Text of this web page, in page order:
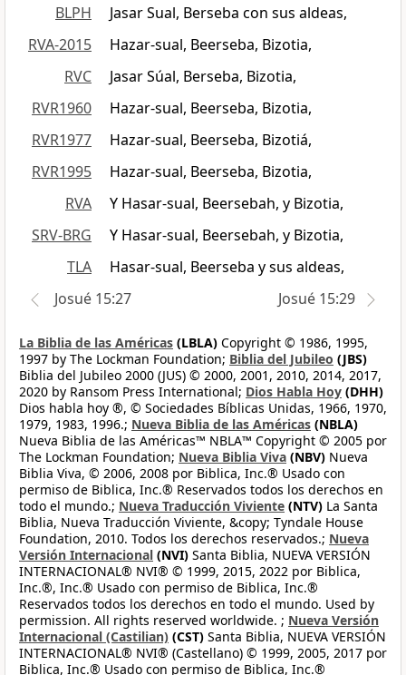
BLPH
Jasar Sual, Berseba con sus aldeas,
RVA-2015
Hazar-sual, Beerseba, Bizotia,
RVC
Jasar Súal, Berseba, Bizotia,
RVR1960
Hazar-sual, Beerseba, Bizotia,
RVR1977
Hazar-sual, Beerseba, Bizotiá,
RVR1995
Hazar-sual, Beerseba, Bizotia,
RVA
Y Hasar-sual, Beersebah, y Bizotia,
SRV-BRG
Y Hasar-sual, Beersebah, y Bizotia,
TLA
Hasar-sual, Beerseba y sus aldeas,
Josué 15:27
Josué 15:29
La Biblia de las Américas (LBLA) Copyright © 1986, 1995,
1997 by The Lockman Foundation; Biblia del Jubileo (JBS)
Biblia del Jubileo 2000 (JUS) © 2000, 2001, 2010, 2014, 2017,
2020 by Ransom Press International; Dios Habla Hoy (DHH)
Dios habla hoy ®, © Sociedades Bíblicas Unidas, 1966, 1970,
1979, 1983, 1996.; Nueva Biblia de las Américas (NBLA)
Nueva Biblia de las Américas™ NBLA™ Copyright © 2005 por
The Lockman Foundation; Nueva Biblia Viva (NBV) Nueva
Biblia Viva, © 2006, 2008 por Biblica, Inc.® Usado con
permiso de Biblica, Inc.® Reservados todos los derechos en
todo el mundo.; Nueva Traducción Viviente (NTV) La Santa
Biblia, Nueva Traducción Viviente, &copy; Tyndale House
Foundation, 2010. Todos los derechos reservados.; Nueva
Versión Internacional (NVI) Santa Biblia, NUEVA VERSIÓN
INTERNACIONAL® NVI® © 1999, 2015, 2022 por Biblica,
Inc.®, Inc.® Usado con permiso de Biblica, Inc.®
Reservados todos los derechos en todo el mundo. Used by
permission. All rights reserved worldwide. ; Nueva Versión
Internacional (Castilian) (CST) Santa Biblia, NUEVA VERSIÓN
INTERNACIONAL® NVI® (Castellano) © 1999, 2005, 2017 por
Biblica, Inc.® Usado con permiso de Biblica, Inc.®